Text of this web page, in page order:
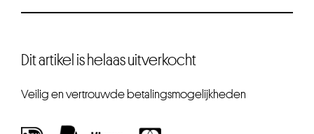
Dit artikel is helaas uitverkocht
Veilig en vertrouwde betalingsmogelijkheden